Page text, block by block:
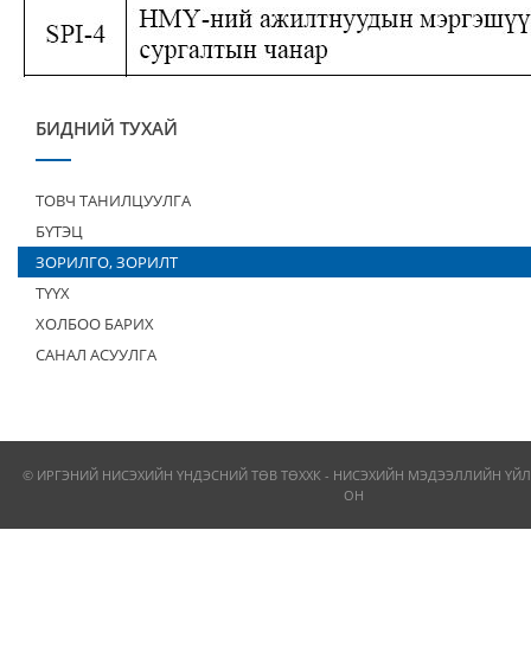
БИДНИЙ ТУХАЙ
ТОВЧ ТАНИЛЦУУЛГА
БҮТЭЦ
ЗОРИЛГО, ЗОРИЛТ
ТҮҮХ
ХОЛБОО БАРИХ
САНАЛ АСУУЛГА
© ИРГЭНИЙ НИСЭХИЙН ҮНДЭСНИЙ ТӨВ ТӨХХК - НИСЭХИЙН МЭДЭЭЛЛИЙН
ОН